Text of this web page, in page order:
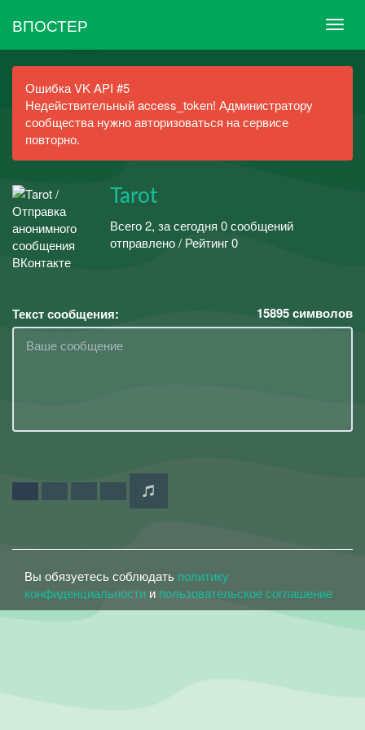
ВПОСТЕР
Ошибка VK API #5
Недействительный access_token! Администратору
сообщества нужно авторизоваться на сервисе
повторно.
Tarot
Всего 2, за сегодня 0 сообщений
отправлено / Рейтинг 0
Текст сообщения: 15895символов
Вы обязуетесь соблюдать политику
конфиденциальности и пользовательское соглашение